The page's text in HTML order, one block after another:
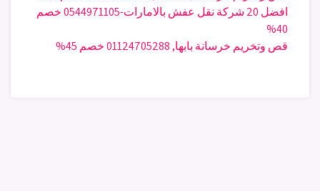
افضل 20 شركة نقل عفش بالامارات-0544971105 خصم
40%
قص وتخريم خرسانة بابها, 01124705288 خصم 45%